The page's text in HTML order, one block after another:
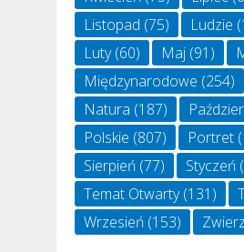
Listopad (75) Ludzie
Luty(60) Maj (91)
Międzynarodowe (254)
Natura (187)
Polskie (807) Portret
Sierpień (77) Styczeń
Temat Otwarty(131)
Wrzesień (153)